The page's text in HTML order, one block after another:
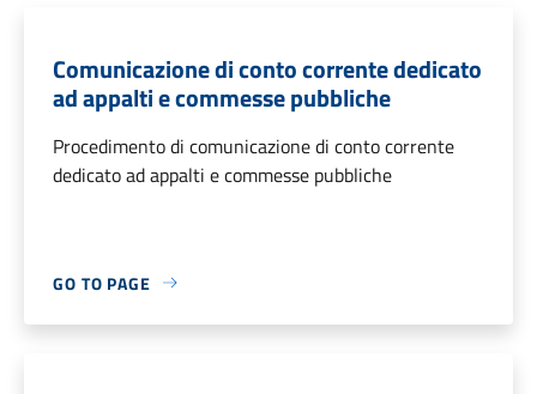
Comunicazione di conto corrente dedicato
ad appalti e commesse pubbliche
Procedimento di comunicazione di conto corrente
dedicato ad appalti e commesse pubbliche
GO TO PAGE